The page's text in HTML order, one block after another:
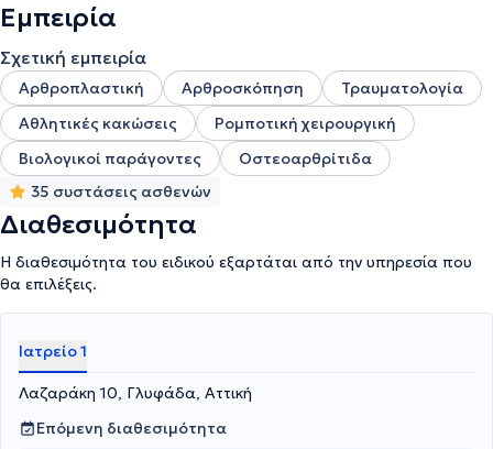
Εμπειρία
Σχετική εμπειρία
Αρθροπλαστική Αρθροσκόπηση
Τραυματολογία
Αθλητικές κακώσεις
Ρομποτική χειρουργική
Βιολογικοί παράγοντες
Οστεοαρθρίτιδα
35 συστάσεις ασθενών
Διαθεσιμότητα
Η διαθεσιμότητα του ειδικού εξαρτάται από την υπηρεσία που
θα επιλέξεις.
Ιατρείο 1
Λαζαράκη 10, Γλυφάδα, Αττική
Επόμενη διαθεσιμότητα